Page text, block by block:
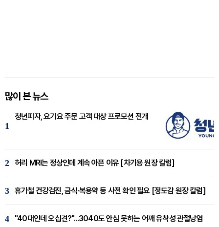
많이 본 뉴스
1
청년피자, 요기요 주문 고객 대상 프로모션 전개
2 허리 MRI는 정상인데 계속 아픈 이유 [차기용 원장 칼럼]
3 휴가철 건강검진, 금식·복용약 등 사전 확인 필요 [정도감 원장 칼럼]
4 "40대인데 오십견?"...3040도 안심 못하는 어깨 유착성 관절낭염